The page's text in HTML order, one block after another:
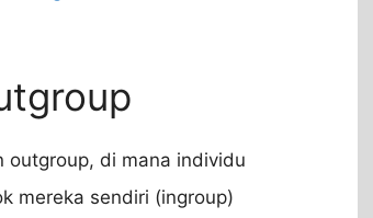
outgroup, di mana individu
mereka sendiri (ingroup)